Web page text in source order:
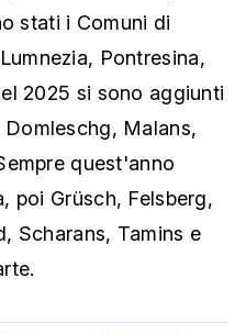
stati i Comuni di
Pontresina,
2025 si sono aggiunti
Malans,
quest'anno
poi Grüsch, Felsberg,
Scharans, Tamins e